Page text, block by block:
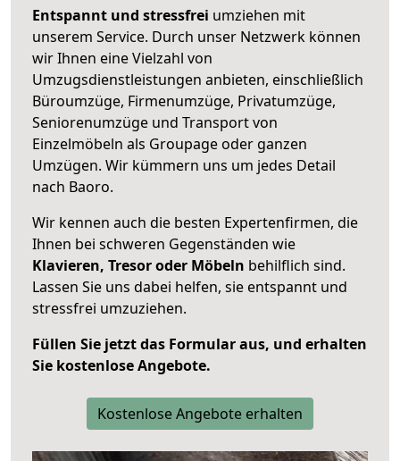
Entspannt und stressfrei umziehen mit
unserem Service. Durch unser Netzwerk können
wir Ihnen eine Vielzahl von
Umzugsdienstleistungen anbieten, einschließlich
Büroumzüge, Firmenumzüge, Privatumzüge,
Seniorenumzüge und Transport von
Einzelmöbeln als Groupage oder ganzen
Umzügen. Wir kümmern uns um jedes Detail
nach Baoro.
Wir kennen auch die besten Expertenfirmen, die
Ihnen bei schweren Gegenständen wie
Klavieren, Tresor oder Möbeln behilflich sind.
Lassen Sie uns dabei helfen, sie entspannt und
stressfrei umzuziehen.
Füllen Sie jetzt das Formular aus, und erhalten
Sie kostenlose Angebote.
Kostenlose Angebote erhalten